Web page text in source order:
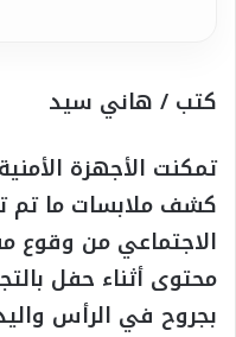
كتب / هاني سيد
تمكنت الأجهزة
كشف ملابسات ما تم
الاجتماعي من وقوع
محتوى أثناء حفل
بجروح في الرأس